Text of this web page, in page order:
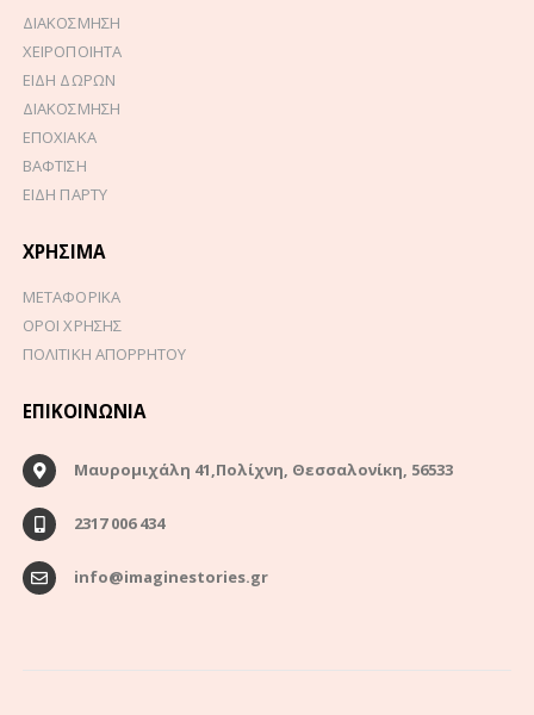
ΔΙΑΚΟΣΜΗΣΗ
ΧΕΙΡΟΠΟΙΗΤΑ
ΕΙΔΗ ΔΩΡΩΝ
ΔΙΑΚΟΣΜΗΣΗ
ΕΠΟΧΙΑΚΑ
ΒΑΦΤΙΣΗ
ΕΙΔΗ ΠΑΡΤΥ
ΧΡΉΣΙΜΑ
ΜΕΤΑΦΟΡΙΚΑ
ΟΡΟΙ ΧΡΗΣΗΣ
ΠΟΛΙΤΙΚΗ ΑΠΟΡΡΗΤΟΥ
ΕΠΙΚΟΙΝΩΝΊΑ
Μαυρομιχάλη 41,Πολίχνη, Θεσσαλονίκη, 56533
2317 006 434
info@imaginestories.gr